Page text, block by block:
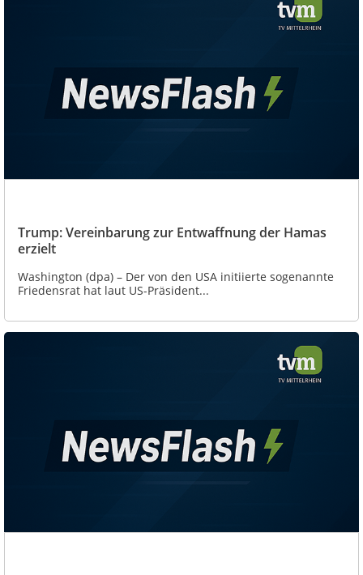
Trump: Vereinbarung zur Entwaffnung der Hamas
erzielt
Washington (dpa) – Der von den USA initiierte sogenannte
Friedensrat hat laut US-Präsident...